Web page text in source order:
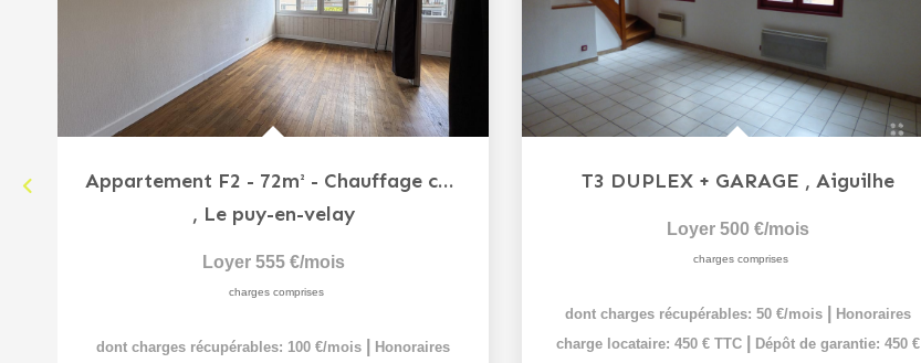
Appartement F2 - 72m² - Chauffage compris dans les charges...
, Le puy-en-velay
Loyer 555 €/mois
charges comprises
dont charges récupérables: 100 €/mois
Honoraires
T3 DUPLEX + GARAGE , Aiguilhe
Loyer 500 €/mois
charges comprises
dont charges récupérables: 50 €/mois
Honoraires
charge locataire: 450 € TTC
Dépôt de garantie: 450 €